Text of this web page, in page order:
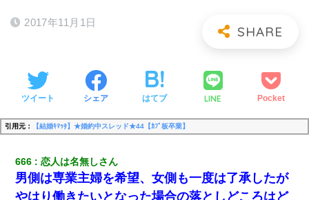
2017年11月1日
ツイート シェア はてブ LINE Pocket
引用元： 【結婚ｷﾏｯﾀ】★婚約中スレッド★44【ｶﾌﾟ板卒業】
666 恋人は名無しさん
男側は専業主婦を希望、女側も一度は了承したが
やはり働きたいとなった場合の落としどころはど